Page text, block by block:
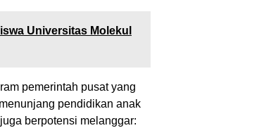
Universitas Molekul
pemerintah pusat yang
pendidikan anak
berpotensi melanggar: